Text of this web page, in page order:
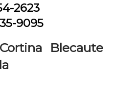
2623
9095
Blecaute